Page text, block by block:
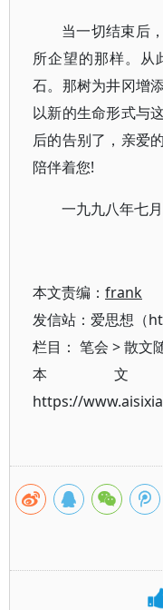
当一切结束后
所企望的那样。从
石。那树为井冈增
以新的生命形式与
后的告别了，亲爱
陪伴着您!
一九九八年七
本文责编： frank
发信站：爱思想（
栏目： 笔会 >散文
本
https://